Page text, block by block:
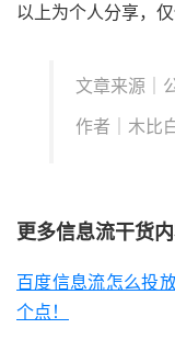
以上为个人分享，仅
文章来源｜
作者｜木比
更多信息流干货内
百度信息流怎么投
个点！